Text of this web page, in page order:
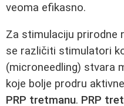
veoma efikasno.
Za stimulaciju prirodne
se različiti stimulatori
(microneedling) stvara
koje bolje prodru
PRP tretmanu. PRP